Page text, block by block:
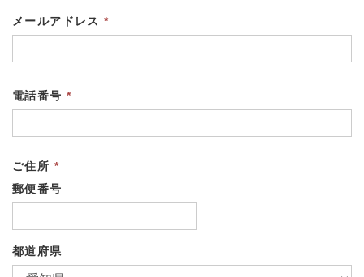
メールアドレス*
電話番号 *
ご住所 *
郵便番号
都道府県